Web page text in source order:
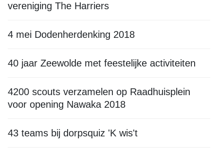
vereniging The Harriers
4 mei Dodenherdenking 2018
40 jaar Zeewolde met feestelijke activiteiten
4200 scouts verzamelen op Raadhuisplein
voor opening Nawaka 2018
43 teams bij dorpsquiz 'K wis't